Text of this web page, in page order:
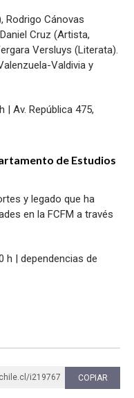
Rodrigo Cánovas
Cruz (Artista,
Versluys (Literata).
Valdivia y
| Av. República 475,
de Estudios
y legado que ha
en la FCFM a través
h | dependencias de
i219767 COPIAR